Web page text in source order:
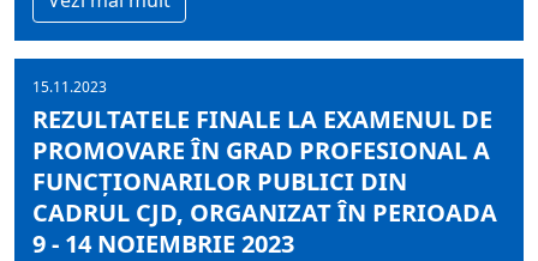
15.11.2023
REZULTATELE FINALE LA EXAMENUL DE
PROMOVARE ÎN GRAD PROFESIONAL A
FUNCŢIONARILOR PUBLICI DIN
CADRUL CJD, ORGANIZAT ÎN PERIOADA
9 - 14 NOIEMBRIE 2023